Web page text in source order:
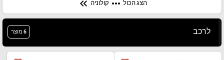
הצג הכול more_horiz קולוניה keyboard_double_arrow_left
לרכב 6 מוצר